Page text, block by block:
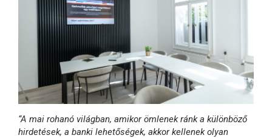
“A mai rohanó világban, amikor ömlenek ránk a különböző
hirdetések, a banki lehetőségek, akkor kellenek olyan